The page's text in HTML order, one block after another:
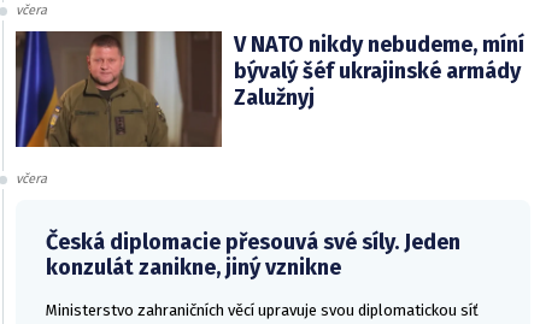
včera
V NATO nikdy nebudeme, míní
bývalý šéf ukrajinské armády
Zalužnyj
včera
Česká diplomacie přesouvá své síly. Jeden
konzulát zanikne, jiný vznikne
Ministerstvo zahraničních věcí upravuje svou diplomatickou síť